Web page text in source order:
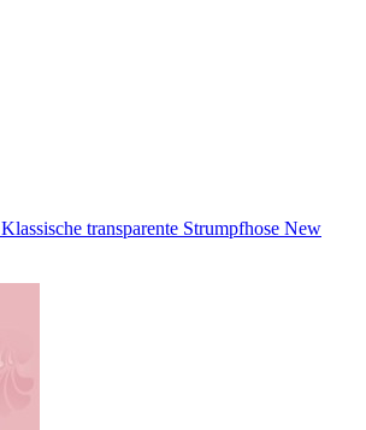
Klassische transparente Strumpfhose New